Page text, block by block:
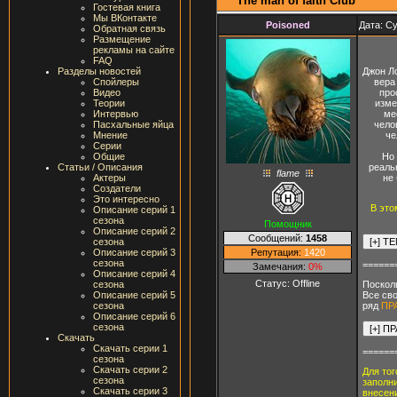
Гостевая книга
Мы ВКонтакте
Обратная связь
Размещение
рекламы на сайте
FAQ
Разделы новостей
Спойлеры
Видео
Теории
Интервью
Пасхальные яйца
Мнение
Серии
Общие
Статьи / Описания
Актеры
Создатели
Это интересно
Описание серий 1
сезона
Описание серий 2
сезона
Описание серий 3
сезона
Описание серий 4
сезона
Описание серий 5
сезона
Описание серий 6
сезона
Скачать
Скачать серии 1
сезона
Скачать серии 2
сезона
Скачать серии 3
Poisoned Дата:
flame
Помощник
Сообщений: 1458
Репутация: 1420
Замечания: 0%
Статус: Offline
Джон
вера
Но
не
В
Все
ряд
Для